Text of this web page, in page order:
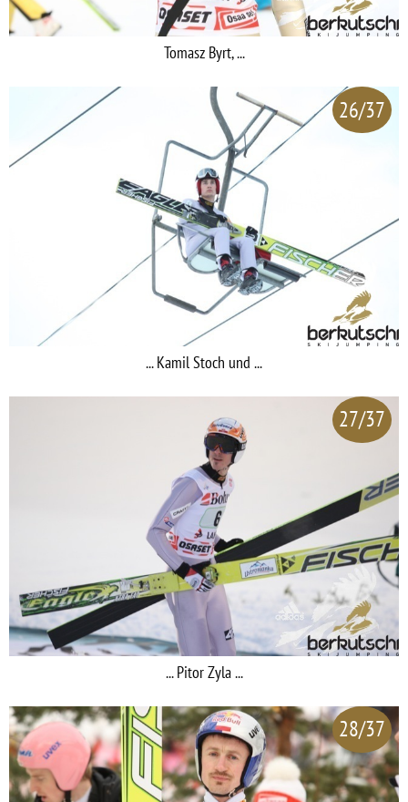
Tomasz Byrt, ...
26/37
... Kamil Stoch und ...
27/37
... Pitor Zyla ...
28/37